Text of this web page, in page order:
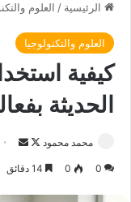
الرئيسية / العلوم
العلوم والتكنولوجيا
كيفية
الحديثة
محمد محمود
ت
ر
0
0